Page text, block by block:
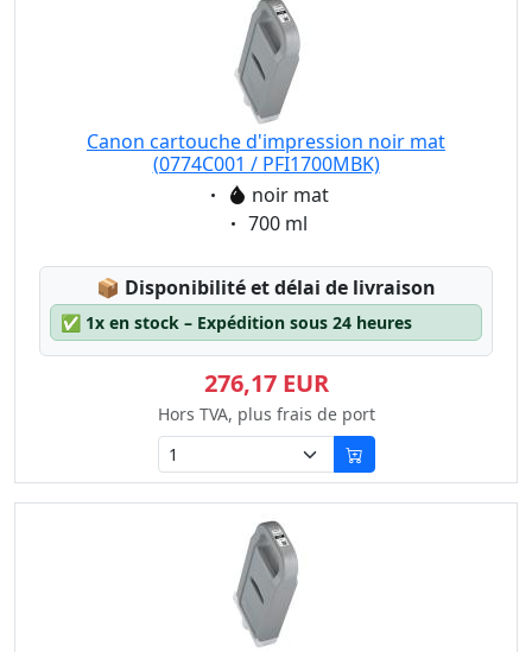
Canon cartouche d'impression noir mat
(0774C001 / PFI1700MBK)
Eigenschaft:
noir mat
Eigenschaft:
700 ml
📦 Lagerstatus:
Disponibilité et délai de livraison
✅ 1x en stock – Expédition sous 24 heures
276,17 EUR
Hors TVA, plus frais de port